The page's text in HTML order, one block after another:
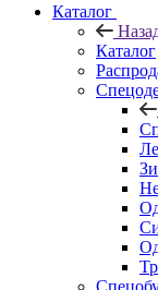
Каталог
Каталог